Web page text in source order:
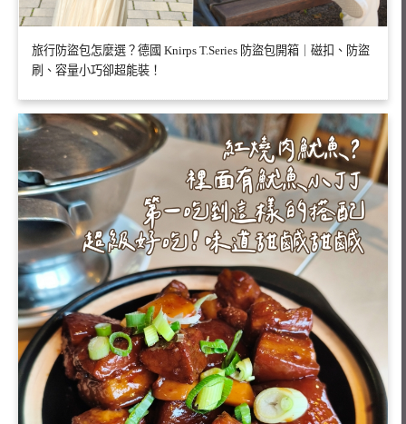
旅行防盜包怎麼選？德國 Knirps T.Series 防盜包開箱｜磁扣、防盜
刷、容量小巧卻超能裝！